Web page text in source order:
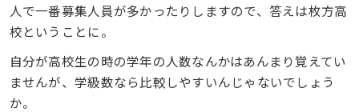
人で一番募集人員が多かったりしますので、答えは枚方高
校ということに。
自分が高校生の時の学年の人数なんかはあんまり覚えてい
ませんが、学級数なら比較しやすいんじゃないでしょう
か。